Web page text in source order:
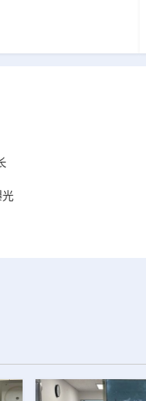
3275万磅、inferred
预可研钻探，待联邦与
年下半年完成预可
Professional
、SLR I...
光